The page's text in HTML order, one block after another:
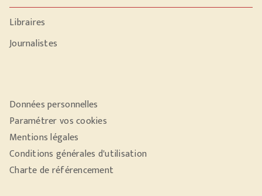
Libraires
Journalistes
Données personnelles
Paramétrer vos cookies
Mentions légales
Conditions générales d'utilisation
Charte de référencement